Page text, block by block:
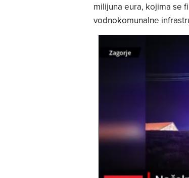
milijuna eura, kojima se
vodnokomunalne